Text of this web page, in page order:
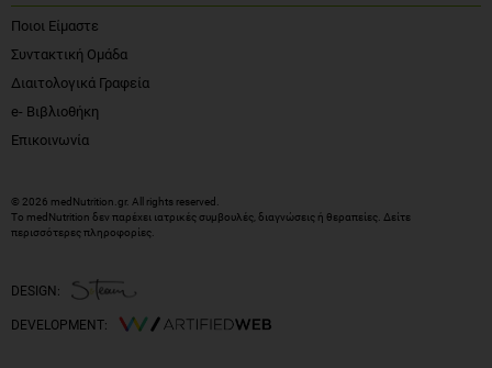
Ποιοι Είμαστε
Συντακτική Ομάδα
Διαιτολογικά Γραφεία
e- Βιβλιοθήκη
Επικοινωνία
© 2026 medNutrition.gr. All rights reserved.
Το medNutrition δεν παρέχει ιατρικές συμβουλές, διαγνώσεις ή θεραπείες. Δείτε
περισσότερες πληροφορίες
DESIGN:
DEVELOPMENT: